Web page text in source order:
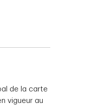
de la carte
vigueur au